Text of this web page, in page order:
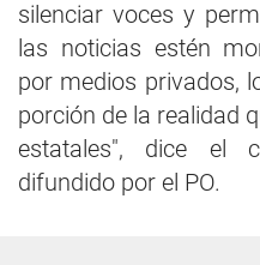
silenciar vocesy
las noticias estén
por medios privados,
porción de la realidad
estatales", dice el
difundido por el PO.